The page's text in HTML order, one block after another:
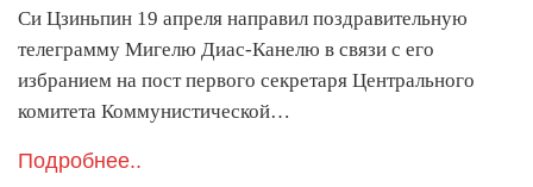
Си Цзиньпин 19 апреля направил поздравительную
телеграмму Мигелю Диас-Канелю в связи с его
избранием на пост первого секретаря Центрального
комитета Коммунистической…
Подробнее..